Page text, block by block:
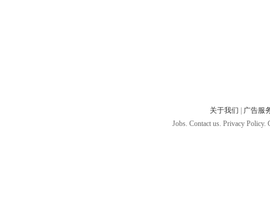
关于我们
广告服
Jobs. Contact us. Privacy